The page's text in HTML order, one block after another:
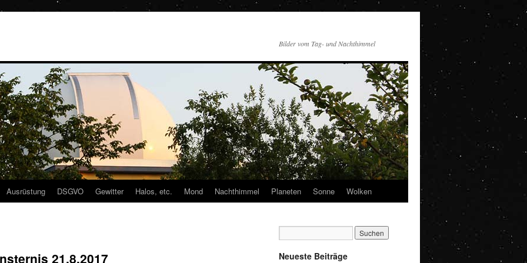
Bilder vom Tag- und Nachthimmel
Ausrüstung DSGVO Gewitter Halos, etc. Mond Nachthimmel Planeten Sonne Wolken
21.8.2017 Neueste Beiträge